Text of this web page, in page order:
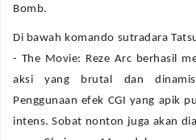
Bomb.
Di bawah komando sutradara
- The Movie: Reze Arc berhasil
aksi yang brutal dan
Penggunaan efek CGI yang apik
intens. Sobat nonton juga akan